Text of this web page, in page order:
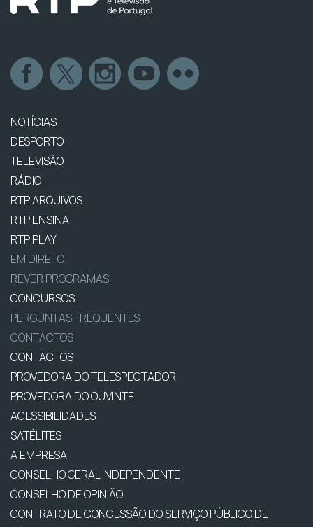
NOTÍCIAS
DESPORTO
TELEVISÃO
RÁDIO
RTP ARQUIVOS
RTP ENSINA
RTP PLAY
EM DIRETO
REVER PROGRAMAS
CONCURSOS
PERGUNTAS FREQUENTES
CONTACTOS
CONTACTOS
PROVEDORA DO TELESPECTADOR
PROVEDORA DO OUVINTE
ACESSIBILIDADES
SATÉLITES
A EMPRESA
CONSELHO GERAL INDEPENDENTE
CONSELHO DE OPINIÃO
CONTRATO DE CONCESSÃO DO SERVIÇO PÚBLICO DE